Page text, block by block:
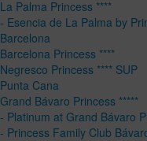
La Palma Princess ****
- Esencia de La Palma by
Barcelona
Barcelona Princess ****
Negresco Princess **** SUP
Punta Cana
Grand Bávaro Princess *****
- Platinum at Grand Bávaro
- Princess Family Club